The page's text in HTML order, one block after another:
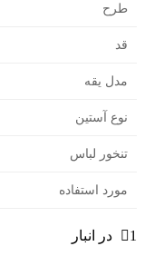
طرح
قد
مدل یقه
نوع آستین
تنخور لباس
مورد استفاده
1 در انبار